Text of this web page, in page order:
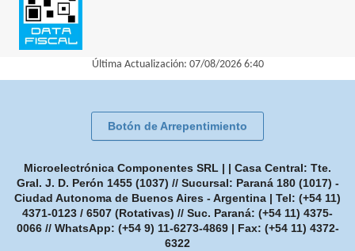
Última Actualización: 07/08/2026 6:40
Botón de Arrepentimiento
Microelectrónica Componentes SRL | | Casa Central: Tte.
Gral. J. D. Perón 1455 (1037) // Sucursal: Paraná 180 (1017) -
Ciudad Autonoma de Buenos Aires - Argentina | Tel: (+54 11)
4371-0123 / 6507 (Rotativas) // Suc. Paraná: (+54 11) 4375-
0066 // WhatsApp: (+54 9) 11-6273-4869| Fax: (+54 11) 4372-
6322